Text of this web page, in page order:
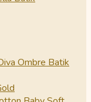
Ombre Batik